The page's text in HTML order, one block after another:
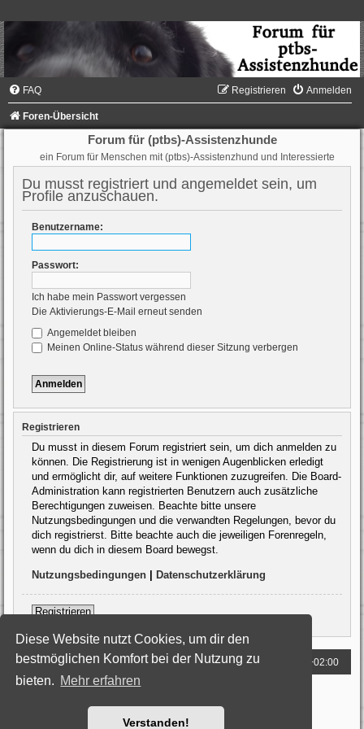
Diese Website nutzt Cookies, um dir den
bestmöglichen Komfort bei der Nutzung zu
bieten. Mehr erfahren
Verstanden!
FAQ Anmelden
Registrieren
Foren-Übersicht
Forum für (ptbs)-Assistenzhunde
ein Forum für Menschen mit (ptbs)-Assistenzhund und Interessierte
Du musst registriert und angemeldet sein, um
Profile anzuschauen.
Benutzername:
Passwort:
Ich habe mein Passwort vergessen
Die Aktivierungs-E-Mail erneut senden
Angemeldet bleiben
Meinen Online-Status während dieser Sitzung verbergen
Registrieren
Du musst in diesem Forum registriert sein, um dich anmelden zu
können. Die Registrierung ist in wenigen Augenblicken erledigt
und ermöglicht dir, auf weitere Funktionen zuzugreifen. Die Board-
Administration kann registrierten Benutzern auch zusätzliche
Berechtigungen zuweisen. Beachte bitte unsere
Nutzungsbedingungen und die verwandten Regelungen, bevor du
dich registrierst. Bitte beachte auch die jeweiligen Forenregeln,
wenn du dich in diesem Board bewegst.
Nutzungsbedingungen Datenschutzerklärung
Registrieren
Foren-Übersicht Alle Zeiten sind UTC+02:00
Powered byphpBB® Forum Software © phpBB Limited